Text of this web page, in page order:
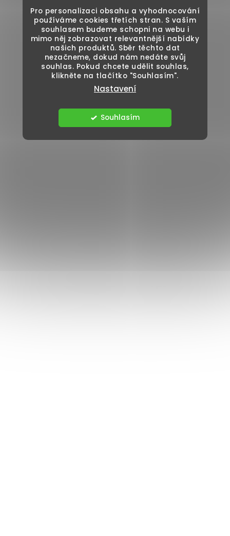
Pro personalizaci obsahu a vyhodnocování
používáme cookies třetích stran. S vaším
souhlasem budeme schopni na webu i
mimo něj zobrazovat relevantnější nabídky
našich produktů. Sběr těchto dat
nezačneme, dokud nám nedáte svůj
souhlas. Pokud chcete udělit souhlas,
klikněte na tlačítko "Souhlasím".
Nastavení
Souhlasím